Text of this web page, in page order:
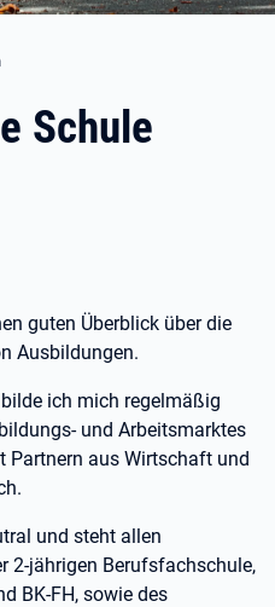
Schule
guten Überblick über die
Ausbildungen.
ich mich regelmäßig
und Arbeitsmarktes
Partnern aus Wirtschaft und
und steht allen
2-jährigen Berufsfachschule,
BK-FH, sowie des